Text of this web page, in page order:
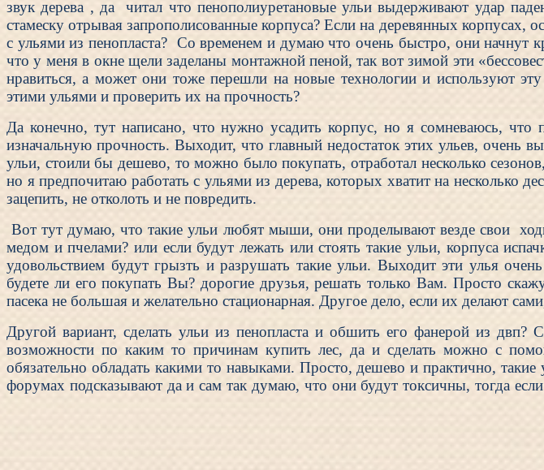
звук дерева , да читал что пенополиуретановые ульи выдерживают удар
стамеску отрывая запрополисованные корпуса? Если на деревянных корпусах,
с ульями из пенопласта? Со временем и думаю что очень быстро, они начнут
что у меня в окне щели заделаны монтажной пеной, так вот зимой эти
нравиться, а может они тоже перешли на новые технологии и используют
этими ульями и проверить их на прочность?
Да конечно, тут написано, что нужно усадить корпус, но я сомневаюсь,
изначальную прочность. Выходит, что главный недостаток этих ульев, очень
ульи, стоили бы дешево, то можно было покупать, отработал несколько
но я предпочитаю работать с ульями из дерева, которых хватит на несколько
зацепить, не отколоть и не повредить.
Вот тут думаю, что такие ульи любят мыши, они проделывают везде свои
медом и пчелами? или если будут лежать или стоять такие ульи, корпуса
удовольствием будут грызть и разрушать такие ульи. Выходит эти улья
будете ли его покупать Вы? дорогие друзья, решать только Вам. Просто
пасека не большая и желательно стационарная. Другое дело, если их делают
Другой вариант, сделать ульи из пенопласта и обшить его фанерой из
возможности по каким то причинам купить лес, да и сделать можно с
обязательно обладать какими то навыками. Просто, дешево и практично,
форумах подсказывают да и сам так думаю, что они будут токсичны, тогда